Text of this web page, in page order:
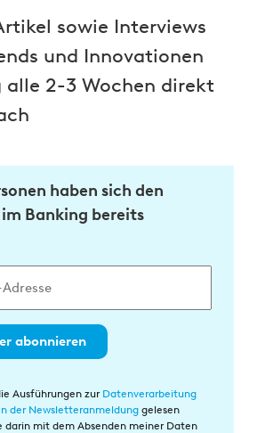
sowie Interviews
und Innovationen
alle 2-3 Wochen direkt
haben sich den
Banking bereits
abonnieren
Ausführungen zur Datenverarbeitung
der Newsletteranmeldung gelesen
darin mit dem Absenden meiner Daten